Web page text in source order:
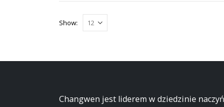
Show:
Changwen jest liderem w dziedzinie naczyń